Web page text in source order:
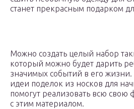
станет прекрасным подарком
Можно создать целый набор
который можно будет дарить
значимых событий в его
идеи поделок из носков для
помогут реализовать всю свою
с этим материалом.